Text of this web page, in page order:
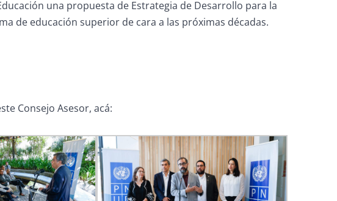
una propuesta de Estrategia de Desarrollo para la
de educación superior de cara a las próximas décadas.
Consejo Asesor, acá: